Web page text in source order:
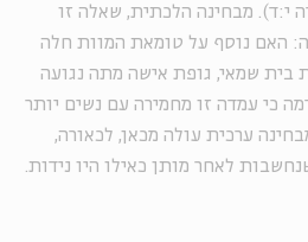
י:ד). מבחינה הלכתית, שאלה זו
האם נוסף על טומאת המוות חלה
בית שמאי, גופת אישה מתה נגועה
כי עמדה זו מחמירה עם נשים יותר
ערכית עולה מכאן, לכאורה,
לאחר מותן כאילו היו נידות.